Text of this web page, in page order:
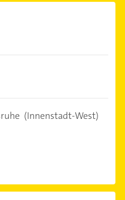
(Innenstadt-West)